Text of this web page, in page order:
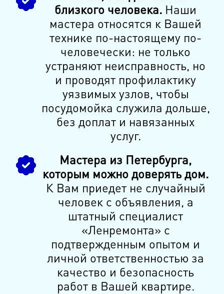
близкого человека. Наши
мастера относятся к Вашей
технике по-настоящему по-
человечески: не только
устраняют неисправность, но
и проводят профилактику
уязвимых узлов, чтобы
посудомойка служила дольше,
без доплат и навязанных
услуг.
Мастера из Петербурга,
которым можно доверять дом.
К Вам приедет не случайный
человек с объявления, а
штатный специалист
«Ленремонта» с
подтвержденным опытом и
личной ответственностью за
качество и безопасность
работ в Вашей квартире.